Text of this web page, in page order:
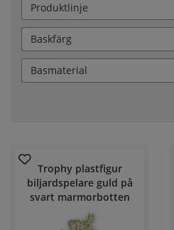
Produktlinje
Baskfärg
Basmaterial
Trophy plastfigur
biljardspelare guld på
svart marmorbotten